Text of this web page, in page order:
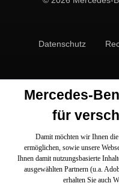
Datenschutz
Mercedes-
für
Damit möchten wir Ihnen
ermöglichen, sowie unsere
Ihnen damit nutzungsbasierte
ausgewählten Partnern (u.a.
erhalten Sie auch